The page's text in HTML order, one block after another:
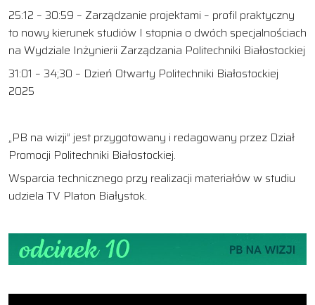
25:12 – 30:59 – Zarządzanie projektami – profil praktyczny
to nowy kierunek studiów I stopnia o dwóch specjalnościach
na Wydziale Inżynierii Zarządzania Politechniki Białostockiej
31:01 – 34;30 – Dzień Otwarty Politechniki Białostockiej
2025
„PB na wizji” jest przygotowany i redagowany przez Dział
Promocji Politechniki Białostockiej.
Wsparcia technicznego przy realizacji materiałów w studiu
udziela TV Platon Białystok.